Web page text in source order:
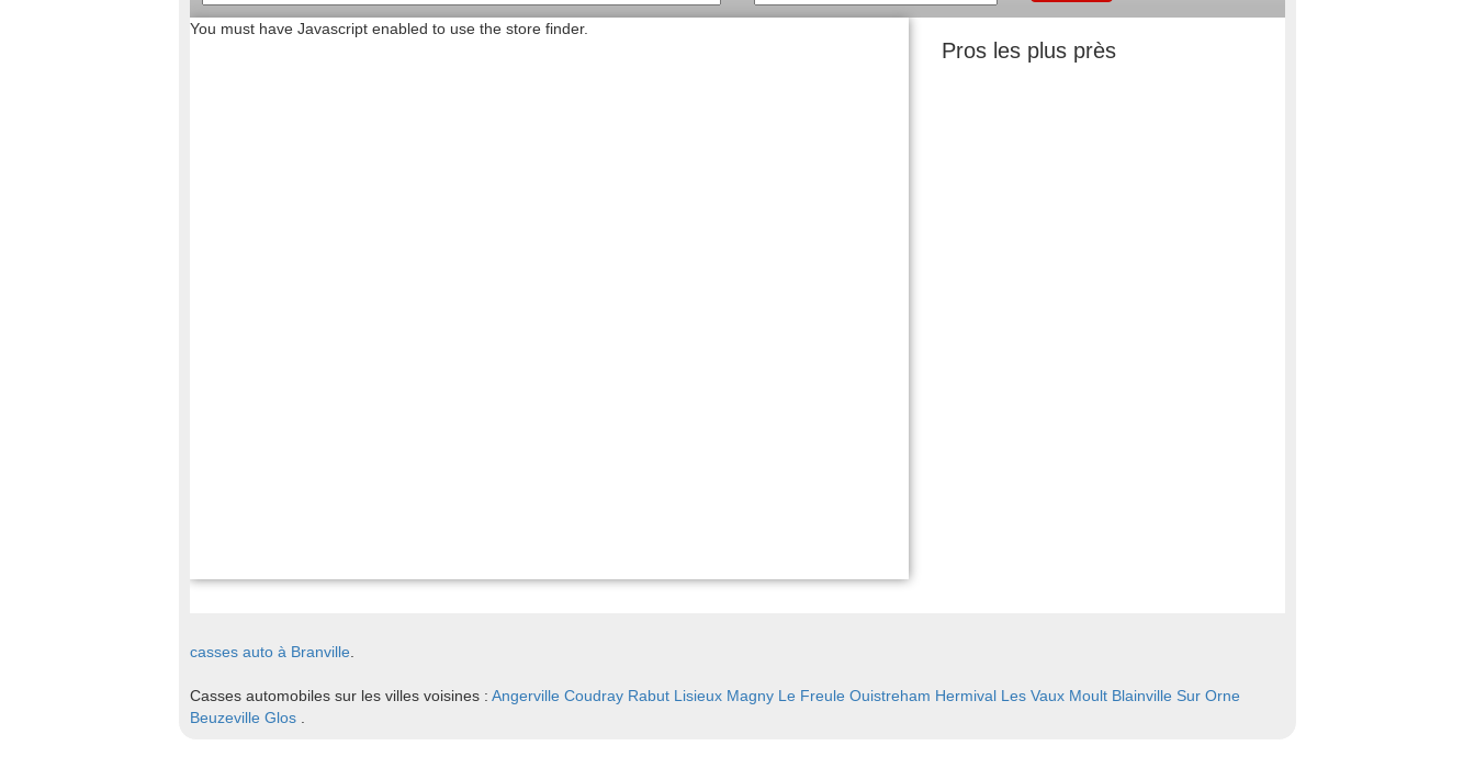
casses auto à Branville
Casses automobiles sur les villes voisines : Angerville Coudray Rabut Lisieux Magny Le Freule Ouistreham Hermival Les Vaux Moult Blainville Sur Orne
Beuzeville Glos